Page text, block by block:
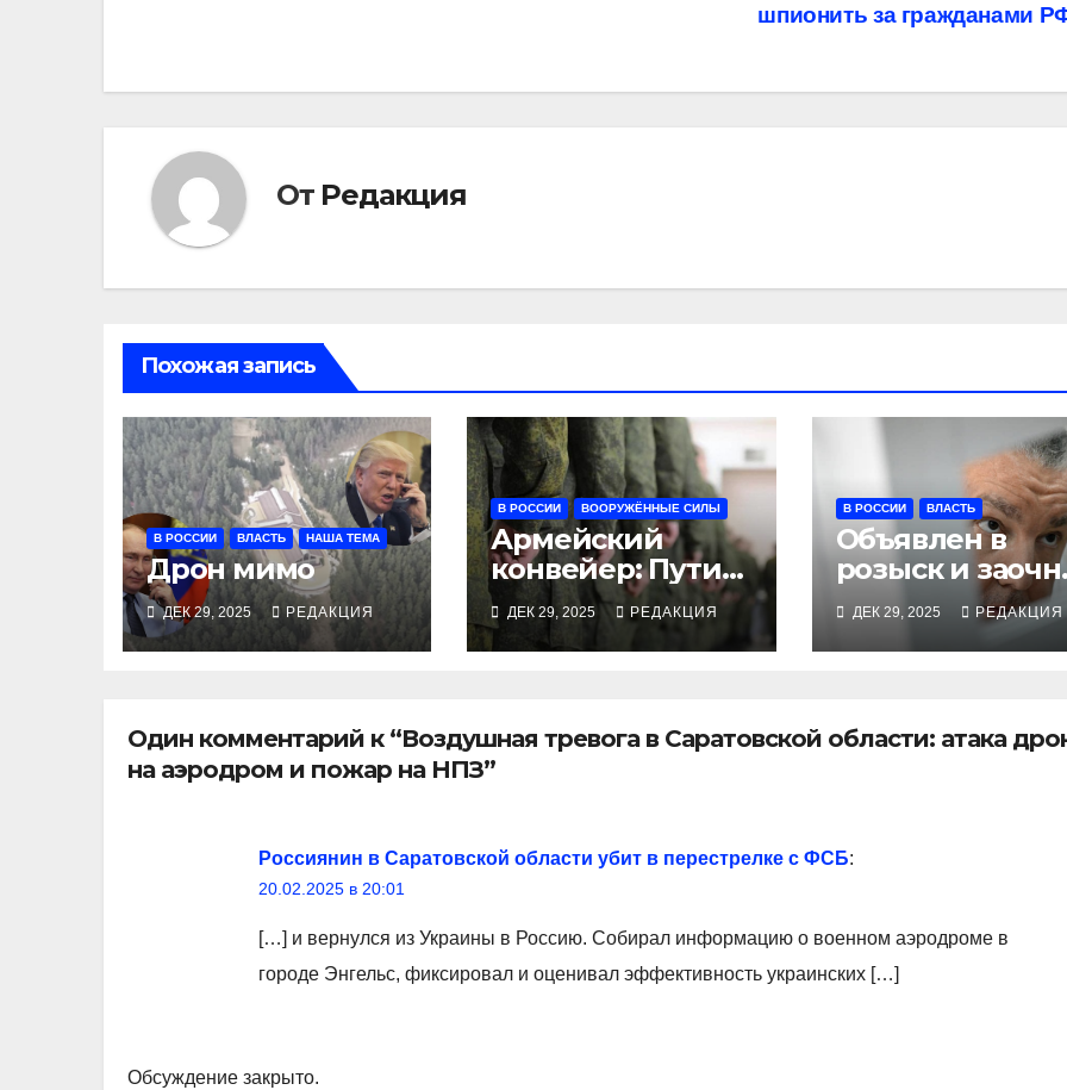
шпионить за гражданами
От Редакция
Похожая запись
В РОССИИ ВЛАСТЬ НАША ТЕМА
Дрон мимо
ДЕК 29, 2025 РЕДАКЦИЯ
В РОССИИ ВООРУЖЁННЫЕ СИЛЫ
Армейский
конвейер: Путин
запустил
круглогодичный
призыв
ДЕК 29, 2025 РЕДАКЦИЯ
В РОССИИ ВЛАСТЬ
Объявлен в
розыск и
арестован
бывший
эфэсбэшник из
ДЕК 29, 2025 РЕДАКЦИЯ
Один комментарий к “Воздушная тревога в Саратовской области: атака
на аэродром и пожар на НПЗ”
Россиянин в Саратовской области убит в перестрелке с ФСБ:
20.02.2025 в 20:01
[…] и вернулся из Украины в Россию. Собирал информацию о военном аэродроме в
городе Энгельс, фиксировал и оценивал эффективность украинских […]
Обсуждение закрыто.